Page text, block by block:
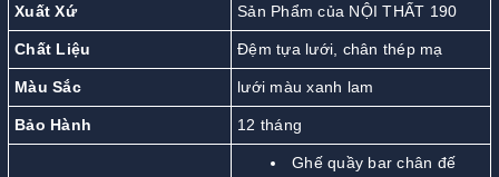
Xuất Xứ Sản Phẩm của NỘI THẤT 190
Chất Liệu Đệm tựa lưới, chân thép mạ
Màu Sắc lưới màu xanh lam
Bảo Hành 12 tháng
Ghế quầy bar chân đế